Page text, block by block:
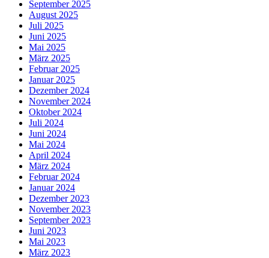
September 2025
August 2025
Juli 2025
Juni 2025
Mai 2025
März 2025
Februar 2025
Januar 2025
Dezember 2024
November 2024
Oktober 2024
Juli 2024
Juni 2024
Mai 2024
April 2024
März 2024
Februar 2024
Januar 2024
Dezember 2023
November 2023
September 2023
Juni 2023
Mai 2023
März 2023